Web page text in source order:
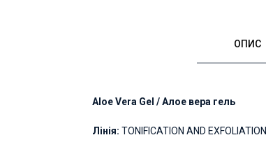
ОПИС
Aloe Vera Gel / Алое вера гель
Лінія: TONIFICATION AND EXFOLIATION